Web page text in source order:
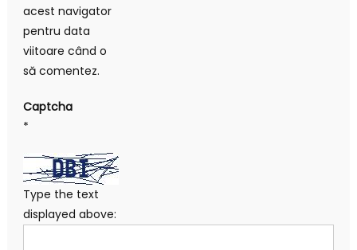
acest navigator
pentru data
viitoare când o
să comentez.
Captcha
*
Type the text
displayed above: